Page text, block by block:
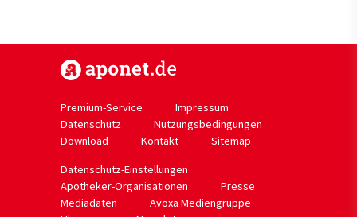
Premium-Service
Impressum
Datenschutz
Nutzungsbedingungen
Download
Kontakt
Sitemap
Datenschutz-Einstellungen
Apotheker-Organisationen
Presse
Mediadaten
Avoxa Mediengruppe